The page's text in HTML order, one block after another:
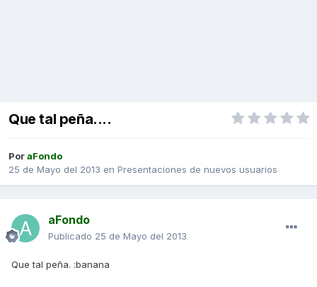
Que tal peña....
PoraFondo
25 de Mayo del 2013 en Presentaciones de nuevos usuarios
aFondo
Publicado 25 de Mayo del 2013
Que tal peña. :banana